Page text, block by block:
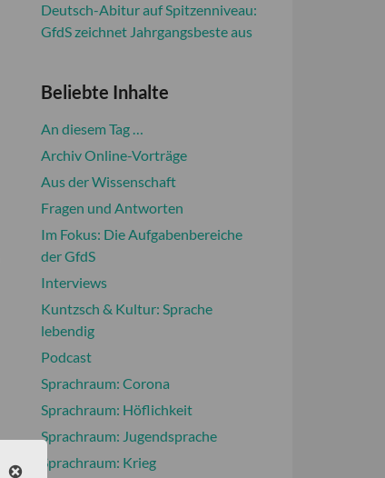
Deutsch-Abitur auf Spitzenniveau:
GfdS zeichnet Jahrgangsbeste aus
Beliebte Inhalte
An diesem Tag …
Archiv Online-Vorträge
Aus der Wissenschaft
Fragen und Antworten
Im Fokus: Die Aufgabenbereiche
der GfdS
Interviews
Kuntzsch & Kultur: Sprache
lebendig
Podcast
Sprachraum: Corona
Sprachraum: Höflichkeit
Sprachraum: Jugendsprache
Sprachraum: Krieg